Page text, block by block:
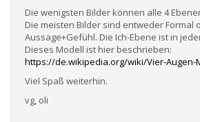
Die wenigsten Bilder können alle 4
Die meisten Bilder sind entweder Formal
Aussage+Gefühl. Die Ich-Ebene ist in
Dieses Modell ist hier beschrieben:
https://de.wikipedia.org/wiki/Vier-Augen-
Viel Spaß weiterhin.
vg, oli